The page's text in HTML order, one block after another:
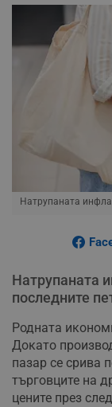
Натрупаната
Натрупаната
последните
Родната
Докато
пазар се срива
търговците на
цените през